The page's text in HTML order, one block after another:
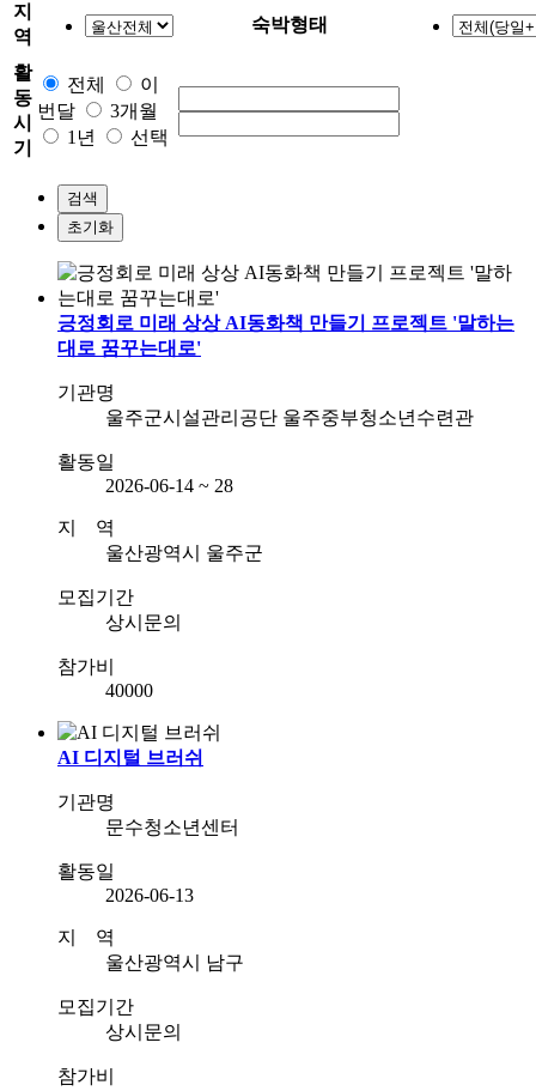
지
역
숙박형태
활
동
시
기
전체
이
번달
3개월
1년
선택
검색
초기화
긍정회로 미래 상상 AI동화책 만들기 프로젝트 '말하는
대로 꿈꾸는대로'
기관명
울주군시설관리공단 울주중부청소년수련관
활동일
2026-06-14 ~ 28
지 역
울산광역시 울주군
모집기간
상시문의
참가비
40000
AI 디지털 브러쉬
기관명
문수청소년센터
활동일
2026-06-13
지 역
울산광역시 남구
모집기간
상시문의
참가비